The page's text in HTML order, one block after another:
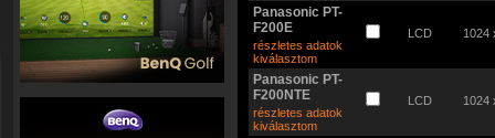
Panasonic PT-
F200E
részletes adatok
kiválasztom
LCD 1024
Panasonic PT-
F200NTE
részletes adatok
kiválasztom
LCD 1024